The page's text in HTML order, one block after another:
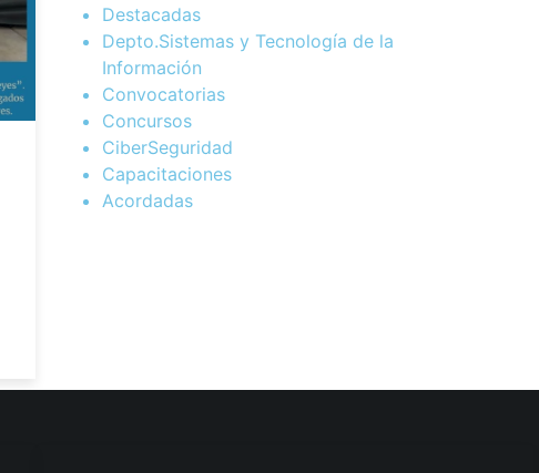
Destacadas
Depto.Sistemas y Tecnología de la
Información
Convocatorias
Concursos
CiberSeguridad
Capacitaciones
Acordadas